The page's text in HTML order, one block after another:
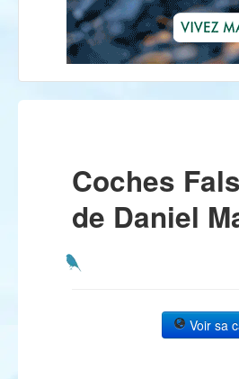
Coches
de Daniel
Voir sa